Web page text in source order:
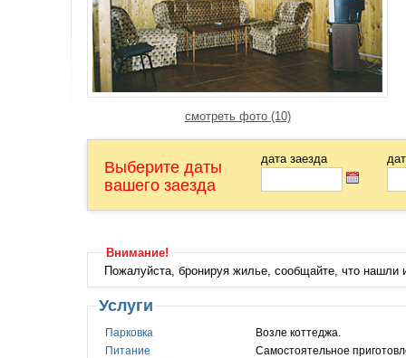
расклад. уголок из дивана и 2 расклад.
стол, мягкий расклад. уголок из дивана
полуторки. Всё на 2 этаже отделано
раздельных комнат: 7. Спальных мест:
смотреть фото (10)
Выберите даты
вашего заезда
дата заезда
Внимание!
Пожалуйста, бронируя жилье, сообщайте, что
Услуги
Парковка
Возле коттеджа.
Питание
Самостоятельное